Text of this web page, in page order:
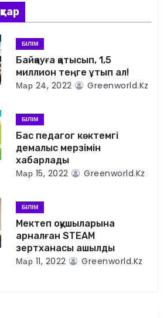
БІЛІМ
Байқауға қатысып, 1,5
миллион теңге ұтып ал!
Мар 24, 2022 Greenworld.kz
БІЛІМ
Бас педагог көктемгі
демалыс мерзімін
хабарлады
Мар 15, 2022 Greenworld.kz
БІЛІМ
Мектеп оқушыларына
арналған STEAM
зертханасы ашылды
Мар 11, 2022 Greenworld.kz